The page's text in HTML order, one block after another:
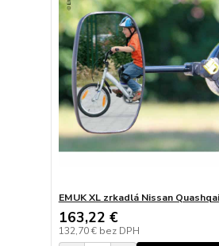
EMUK XL zrkadlá Nissan
163,22 €
132,70 € bez DPH